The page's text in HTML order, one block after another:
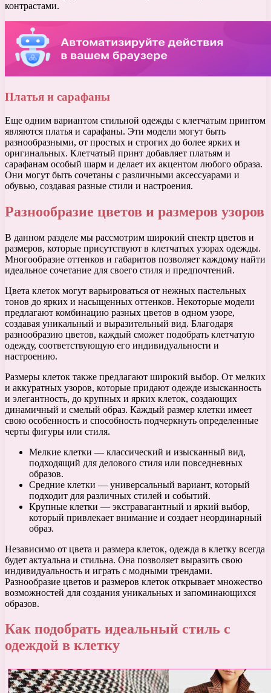
контрастами.
Платья и сарафаны
Еще одним вариантом стильной одежды с клетчатым принтом
являются платья и сарафаны. Эти модели могут быть
разнообразными, от простых и строгих до более ярких и
оригинальных. Клетчатый принт добавляет платьям и
сарафанам особый шарм и делает их акцентом любого образа.
Они могут быть сочетаны с различными аксессуарами и
обувью, создавая разные стили и настроения.
Разнообразие цветов и размеров узоров
В данном разделе мы рассмотрим широкий спектр цветов и
размеров, которые присутствуют в клетчатых узорах одежды.
Многообразие оттенков и габаритов позволяет каждому найти
идеальное сочетание для своего стиля и предпочтений.
Цвета клеток могут варьироваться от нежных пастельных
тонов до ярких и насыщенных оттенков. Некоторые модели
предлагают комбинацию разных цветов в одном узоре,
создавая уникальный и выразительный вид. Благодаря
разнообразию цветов, каждый сможет подобрать клетчатую
одежду, соответствующую его индивидуальности и
настроению.
Размеры клеток также предлагают широкий выбор. От мелких
и аккуратных узоров, которые придают одежде изысканность
и элегантность, до крупных и ярких клеток, создающих
динамичный и смелый образ. Каждый размер клетки имеет
свою особенность и способность подчеркнуть определенные
черты фигуры или стиля.
Мелкие клетки — классический и изысканный вид,
подходящий для делового стиля или повседневных
образов.
Средние клетки — универсальный вариант, который
подходит для различных стилей и событий.
Крупные клетки — экстравагантный и яркий выбор,
который привлекает внимание и создает неординарный
образ.
Независимо от цвета и размера клеток, одежда в клетку всегда
будет актуальна и стильна. Она позволяет выразить свою
индивидуальность и играть с модными трендами.
Разнообразие цветов и размеров клеток открывает множество
возможностей для создания уникальных и запоминающихся
образов.
Как подобрать идеальный стиль с
одеждой в клетку